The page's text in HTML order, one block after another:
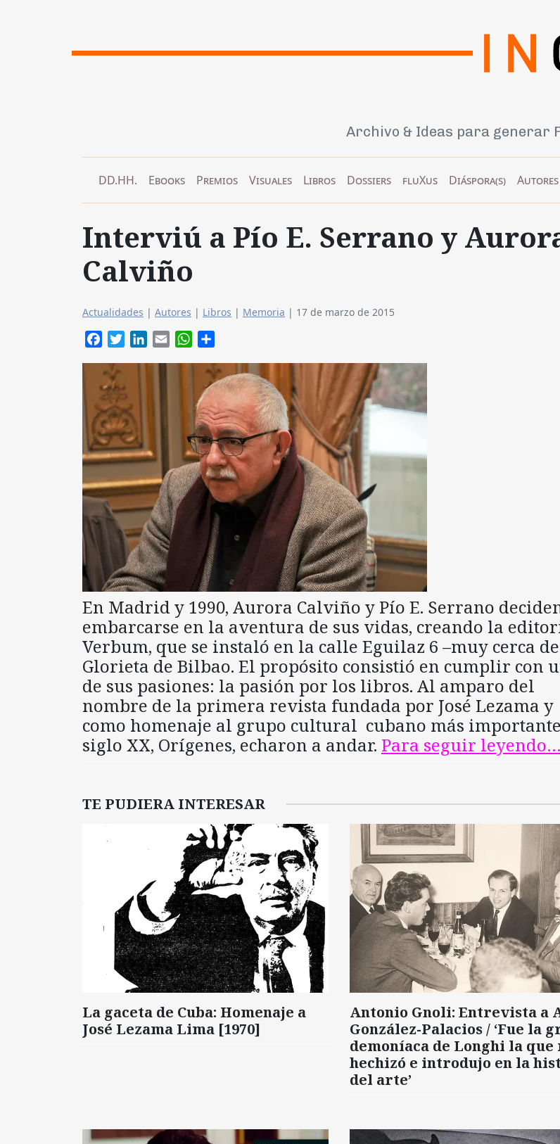
Archivo & Ideas para generar
DD.HH. Ebooks Premios Visuales Libros Dossiers fluXus Diáspora(s) Autores
Interviú a Pío E. Serrano y
Calviño
Actualidades | Autores | Libros | Memoria | 17 de marzo de 2015
FacebookTwitterLinkedIn
Email WhatsApp
En Madrid y 1990, Aurora Calviño y Pío E. Serrano
embarcarse en la aventura de sus vidas, creando la
Verbum, que se instaló en la calle Eguilaz 6 –muy cerca
Glorieta de Bilbao. El propósito consistió en cumplir con
de sus pasiones: la pasión por los libros. Al amparo del
nombre de la primera revista fundada por José Lezama y
como homenaje al grupo cultural cubano más
siglo XX, Orígenes, echaron a andar. Para seguir leyendo…
TE PUDIERA INTERESAR
La gaceta de Cuba: Homenaje a
José Lezama Lima [1970]
Antonio Gnoli: Entrevista a
González-Palacios / ‘Fue la
demoníaca de Longhi la que
hechizó e introdujo en la
del arte’